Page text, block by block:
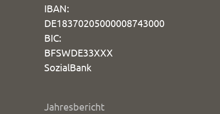
IBAN:
DE18370205000008743000
BIC:
BFSWDE33XXX
SozialBank
Jahresbericht